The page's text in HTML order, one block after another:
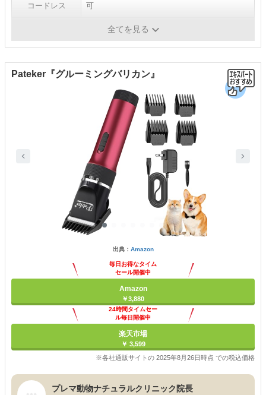
コードレス 可
全てを見る
Pateker『グルーミングバリカン』
出典： Amazon
毎日お得なタイム
セール開催中
Amazon
￥3,880
24時間タイムセー
ル毎日開催中
楽天市場
￥ 3,599
※各社通販サイトの 2025年8月26日時点 での税込価格
プレマ動物ナチュラルクリニック院長